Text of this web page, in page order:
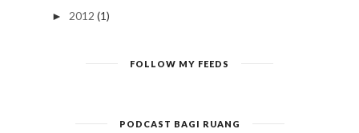
► 2012 (1)
FOLLOW MY FEEDS
PODCAST BAGI RUANG